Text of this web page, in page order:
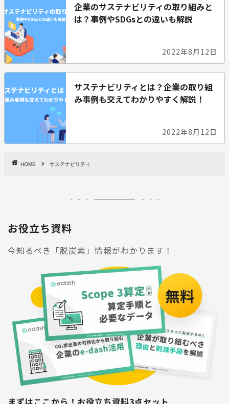
企業のサステナビリティの取り組みと
は？事例やSDGsとの違いも解説
2022年8月12日
サステナビリティとは？企業の取り組
み事例も交えてわかりやすく解説！
2022年8月12日
HOME サステナビリティ
お役立ち資料
今知るべき「脱炭素」情報がわかります！
まずはここから！お役立ち資料3点セット